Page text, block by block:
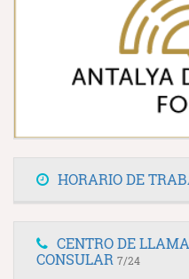
HORARIO DE
CENTRO DE
CONSULAR 7/24